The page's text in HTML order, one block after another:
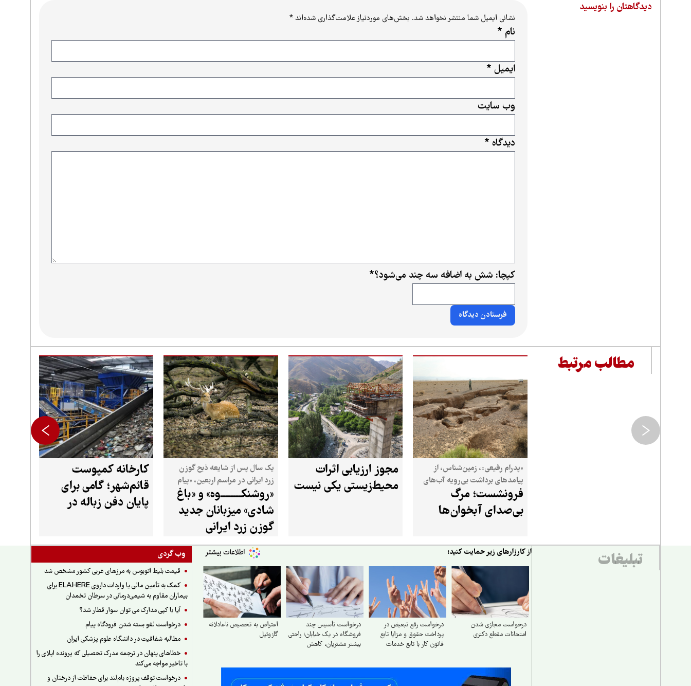
دیدگاهتان را بنویسید
نشانی ایمیل شما منتشر نخواهد شد. بخش‌های موردنیاز علامت‌گذاری شده‌اند*
دیدگاه *
نام *
ایمیل *
وب‌ سایت
کپچا: شش به اضافه سه چند می‌شود؟*
مطالب مرتبط
«پدرام رفیعی»، زمین‌شناس، از
پیامدهای برداشت بی‌رویه آب‌های
زیرزمینی می‌گوید
فرونشست؛ مرگ
بی‌صدای آبخوان‌ها
مجوز ارزیابی اثرات
محیط‌زیستی یکی نیست
یک سال پس از شایعه ذبح گوزن
زرد ایرانی در مراسم اربعین، «پیام
ما» دلایل انتشار این شایعه و
برنامه‌های حفاظتی این گونه را
بررسی می‌کند
«روشنکــــــــوه» و «باغ
شادی» میزبانان جدید
گوزن زرد ایرانی
کارخانه کمپوست
قائم‌شهر؛ گامی برای
پایان دفن زباله در
تبلیغات وب گردی
قیمت بلیط اتوبوس به مرزهای غربی کشور مشخص شد
کمک به تأمین مالی یا واردات داروی ELAHERE برای
بیماران مقاوم به شیمی‌درمانی در سرطان تخمدان
آیا با کپی مدارک می توان سوار قطار شد؟
درخواست لغو بسته شدن فرودگاه پیام
مطالبه شفافیت در دانشگاه علوم پزشکی ایران
خطاهای پنهان در ترجمه مدرک تحصیلی که پرونده اپلای را
با تاخیر مواجه می‌کند
درخواست توقف پروژه بام‌لند برای حفاظت از درختان و
از کارزارهای زیر حمایت کنید:
درخواست مجازی شدن
امتحانات مقطع دکتری
درخواست رفع تبعیض در
پرداخت حقوق و مزایا تابع
قانون کار با تابع خدمات
درخواست تأسیس چند
فروشگاه در یک خیابان؛ راحتی
بیشتر مشتریان، کاهش
اعتراض به تخصیص ناعادلانه
گازوئیل